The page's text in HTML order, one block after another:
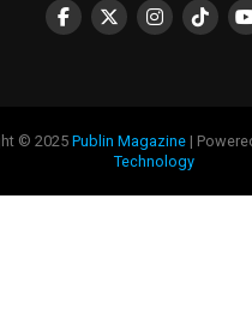
© 2025Publin Magazine |
Technology